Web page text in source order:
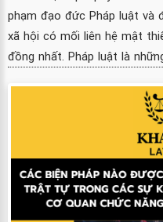
phạm đạo đức Pháp luật và
xã hội có mối liên hệ mật
đồng nhất. Pháp luật là